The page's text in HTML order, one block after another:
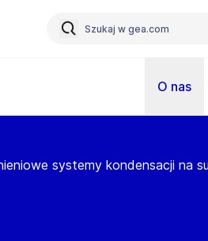
O nas
systemy kondensacji na